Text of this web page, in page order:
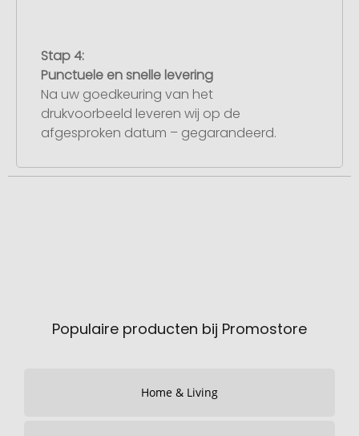
Stap 4:
Punctuele en snelle levering
Na uw goedkeuring van het
drukvoorbeeld leveren wij op de
afgesproken datum – gegarandeerd.
Populaire producten bij Promostore
Home & Living